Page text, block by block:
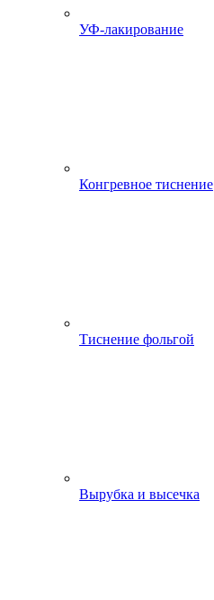
УФ-лакирование
Конгревное тиснение
Тиснение фольгой
Вырубка и высечка